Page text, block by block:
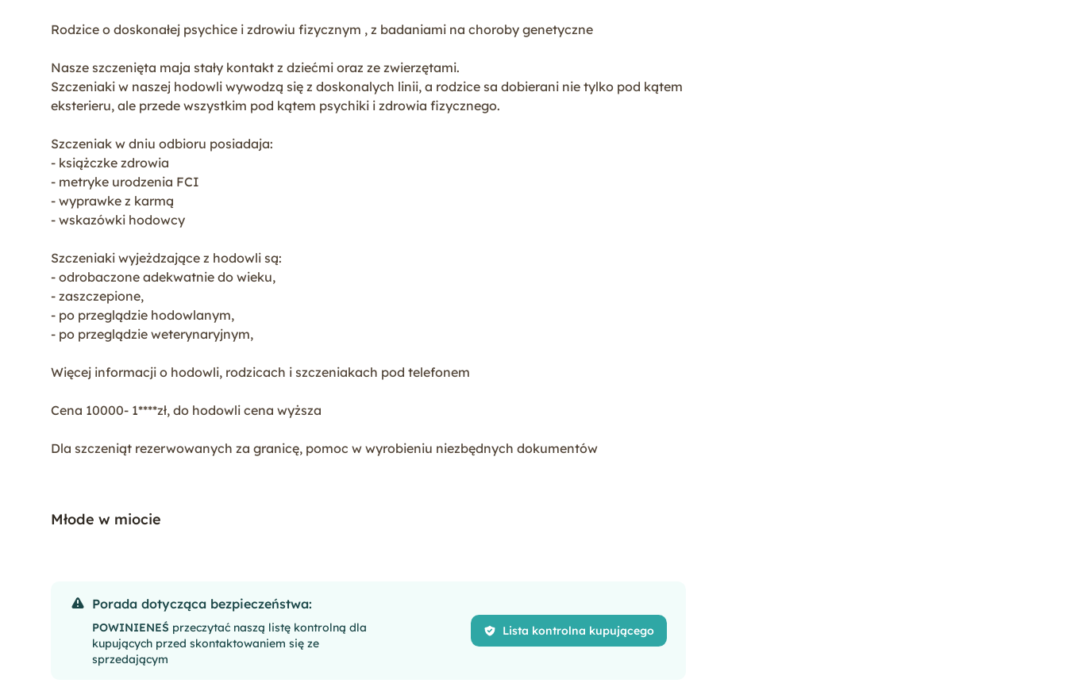
Rodzice o doskonałej psychice i zdrowiu fizycznym , z badaniami na choroby genetyczne
Nasze szczenięta maja stały kontakt z dziećmi oraz ze zwierzętami.
Szczeniaki w naszej hodowli wywodzą się z doskonalych linii, a rodzice sa dobierani nie tylko pod kątem
eksterieru, ale przede wszystkim pod kątem psychiki i zdrowia fizycznego.
Szczeniak w dniu odbioru posiadaja:
- książczke zdrowia
- metryke urodzenia FCI
- wyprawke z karmą
- wskazówki hodowcy
Szczeniaki wyjeżdzające z hodowli są:
- odrobaczone adekwatnie do wieku,
- zaszczepione,
- po przeglądzie hodowlanym,
- po przeglądzie weterynaryjnym,
Więcej informacji o hodowli, rodzicach i szczeniakach pod telefonem
Cena 10000- 1****zł, do hodowli cena wyższa
Dla szczeniąt rezerwowanych za granicę, pomoc w wyrobieniu niezbędnych dokumentów
Młode w miocie
Porada dotycząca bezpieczeństwa:
POWINIENEŚ przeczytać naszą listę kontrolną dla
kupujących przed skontaktowaniem się ze
sprzedającym
Lista kontrolna kupującego